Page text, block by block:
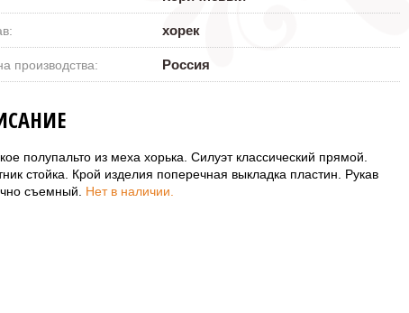
хорек
производства: Россия
полупальто из меха хорька. Силуэт классический прямой.
стойка. Крой изделия поперечная выкладка пластин. Рукав
съемный. Нет в наличии.